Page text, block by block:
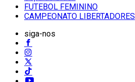
FUTEBOL FEMININO
CAMPEONATO LIBERTADORES
siga-nos